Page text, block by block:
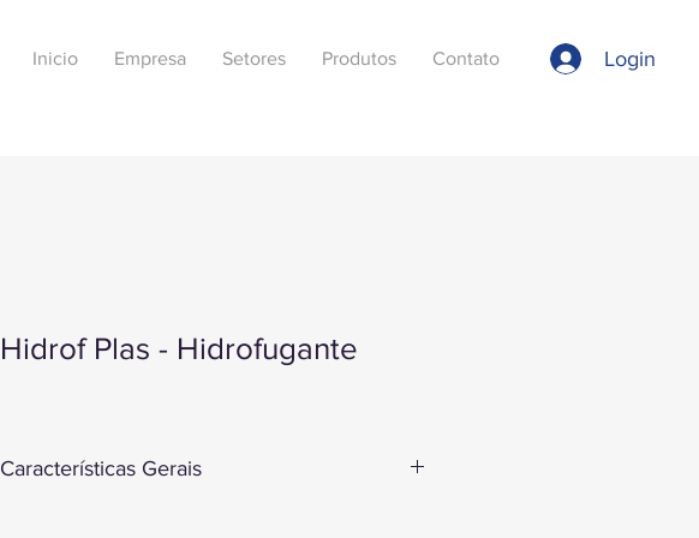
Inicio Empresa Setores Produtos Contato Login
Hidrof Plas - Hidrofugante
Características Gerais